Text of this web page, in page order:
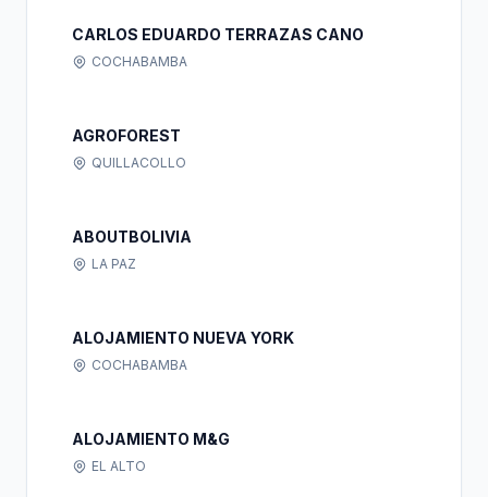
CARLOS EDUARDO TERRAZAS CANO
COCHABAMBA
AGROFOREST
QUILLACOLLO
ABOUTBOLIVIA
LA PAZ
ALOJAMIENTO NUEVA YORK
COCHABAMBA
ALOJAMIENTO M&G
EL ALTO